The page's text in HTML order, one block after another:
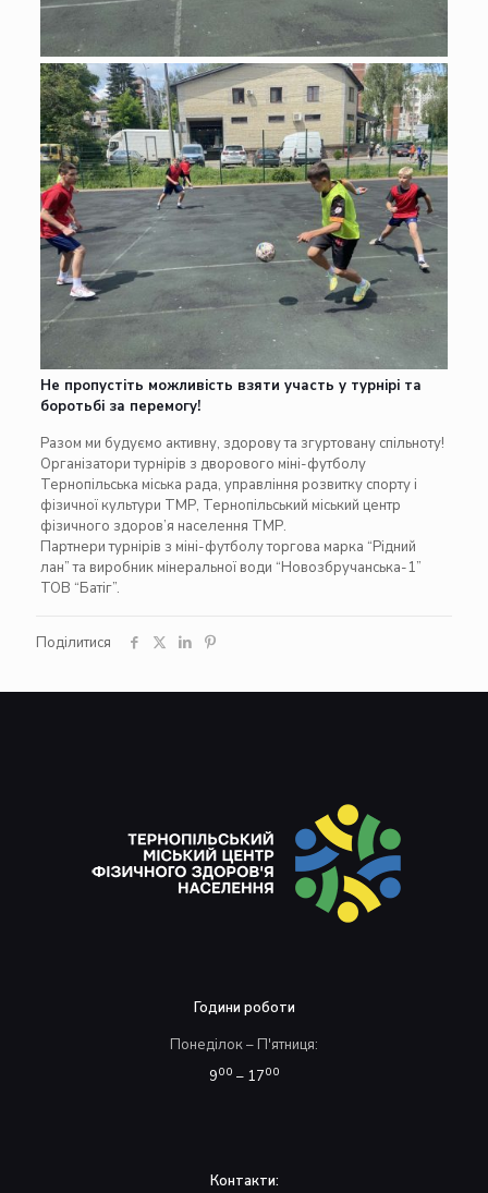
Не пропустіть можливість взяти участь у турнірі та
боротьбі за перемогу!
Разом ми будуємо активну, здорову та згуртовану спільноту!
Організатори турнірів з дворового міні-футболу
Тернопільська міська рада, управління розвитку спорту і
фізичної культури ТМР, Тернопільський міський центр
фізичного здоров’я населення ТМР.
Партнери турнірів з міні-футболу торгова марка “Рідний
лан” та виробник мінеральної води “Новозбручанська-1”
ТОВ “Батіг”.
Поділитися
Години роботи
Понеділок – П'ятниця:
900 – 1700
Контакти: